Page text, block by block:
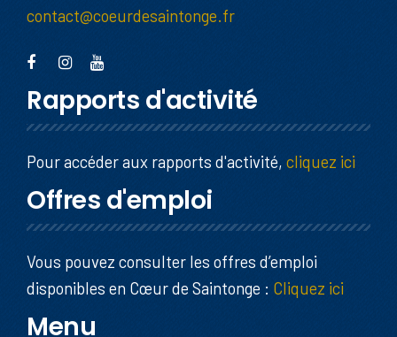
contact@coeurdesaintonge.fr
Rapports d'activité
Pour accéder aux rapports d'activité, cliquez ici
Offres d'emploi
Vous pouvez consulter les offres d’emploi
disponibles en Cœur de Saintonge : Cliquez ici
Menu